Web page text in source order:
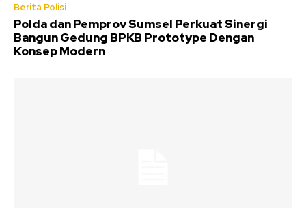
Berita Polisi
Polda dan Pemprov Sumsel Perkuat Sinergi
Bangun Gedung BPKB Prototype Dengan
Konsep Modern